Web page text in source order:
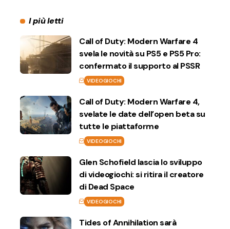
I più letti
Call of Duty: Modern Warfare 4
svela le novità su PS5 e PS5 Pro:
confermato il supporto al PSSR
VIDEOGIOCHI
Call of Duty: Modern Warfare 4,
svelate le date dell’open beta su
tutte le piattaforme
VIDEOGIOCHI
Glen Schofield lascia lo sviluppo
di videogiochi: si ritira il creatore
di Dead Space
VIDEOGIOCHI
Tides of Annihilation sarà